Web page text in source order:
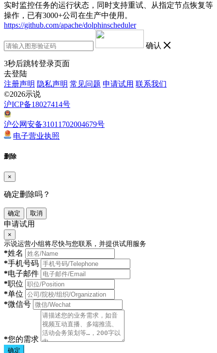
实时监控任务的运行状态，同时支持重试、从指定节点恢复等
操作，已有3000+公司在生产中使用。
https://github.com/apache/dolphinscheduler
确认
3秒后跳转登录页面
去登陆
注册声明 隐私声明 常见问题 申请试用 联系我们
©2026示说
沪ICP备18027414号
沪公网安备31011702004679号
电子营业执照
删除
×
确定删除吗？
确定 取消
申请试用
×
示说运营小组将尽快与您联系，并提供试用服务
*姓名
*手机号码
*电子邮件
*职位
*单位
*微信号
*您的需求
确定